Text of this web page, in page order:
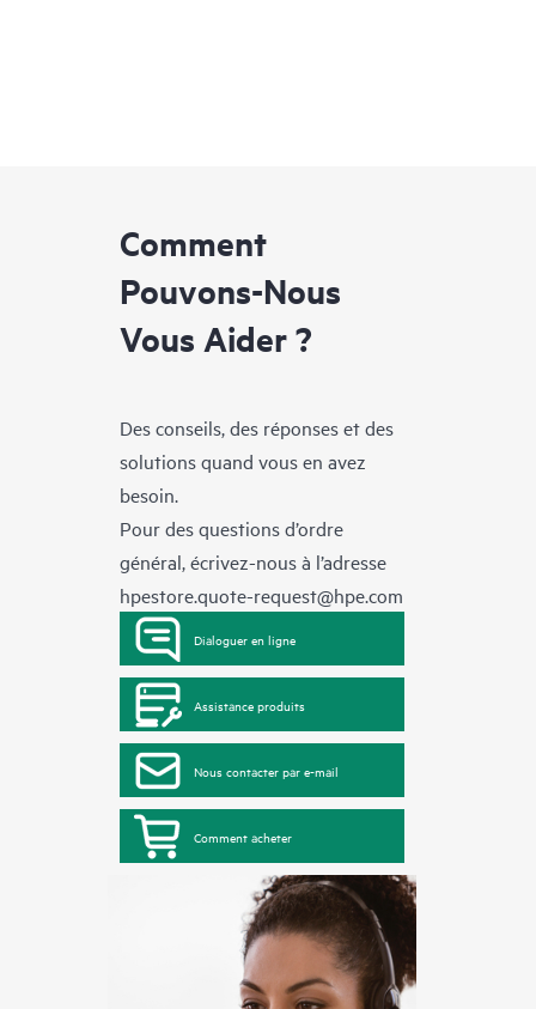
Comment
Pouvons-Nous
Vous Aider ?
Des conseils, des réponses et des
solutions quand vous en avez
besoin.
Pour des questions d’ordre
général, écrivez-nous à l’adresse
hpestore.quote-request@hpe.com
Dialoguer en ligne
Assistance produits
Nous contacter par e-mail
Comment acheter